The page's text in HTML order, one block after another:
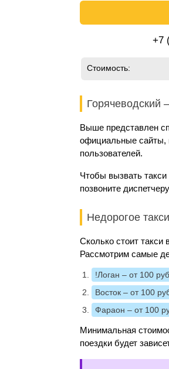
+7
Стоимость:
Горячеводский
Выше представлен
официальные сайты,
пользователей.
Чтобы вызвать
позвоните
Недорогое
Сколько стоит такси
Рассмотрим самые
!Логан – от 100
Восток – от 100
Фараон – от 100
Минимальная
поездки будет